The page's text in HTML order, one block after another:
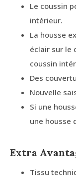
Le coussin
intérieur.
La housse
éclair sur le
coussin
Des
Nouvelle
Si une
une housse
Extra
Tissu